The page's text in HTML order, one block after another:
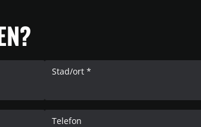
Stad/ort *
Telefon